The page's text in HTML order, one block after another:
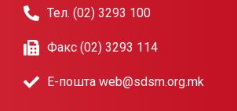
Тел. (02) 3293 100
Факс (02) 3293 114
Е-пошта web@sdsm.org.mk